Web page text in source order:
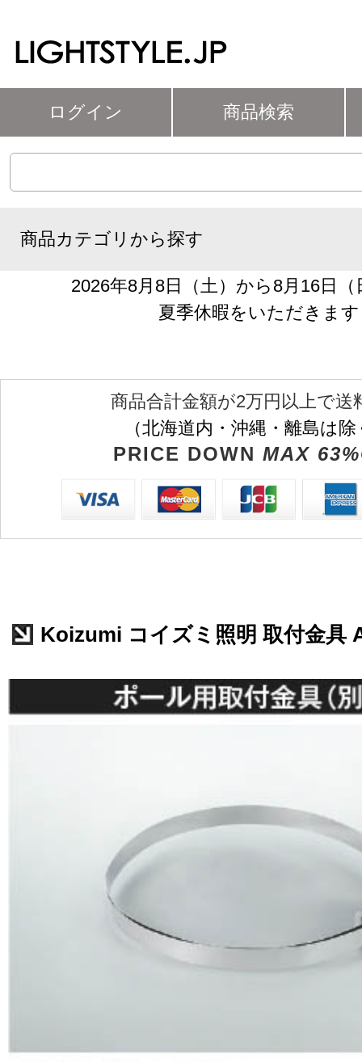
ログイン 商品検索
商品カテゴリから探す
2026年8月8日（土）から8月16日
夏季休暇をいただきます
商品合計金額が2万円以上で送
（北海道内・沖縄・離島は
PRICE DOWN MAX
Koizumi コイズミ照明 取付金具